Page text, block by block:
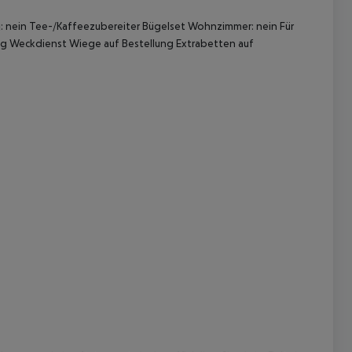
Tee-/Kaffeezubereiter Bügelset Wohnzimmer: nein Für
Weckdienst Wiege auf Bestellung Extrabetten auf